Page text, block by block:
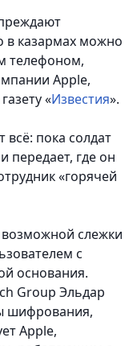
в казармах можно
телефоном,
Apple,
«Известия».
пока солдат
передает, где он
«горячей
слежки
с
основания.
Group Эльдар
шифрования,
Apple,